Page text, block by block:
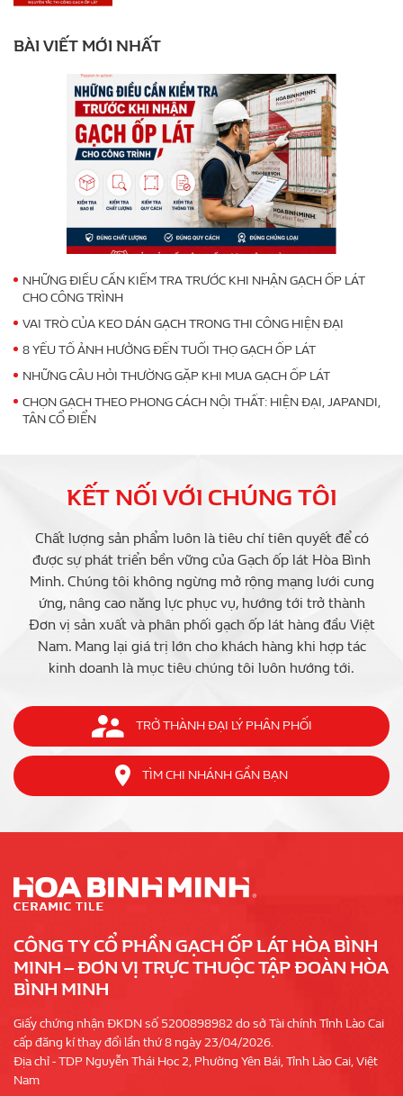
BÀI VIẾT MỚI NHẤT
NHỮNG ĐIỀU CẦN KIỂM TRA TRƯỚC KHI NHẬN GẠCH ỐP LÁT
CHO CÔNG TRÌNH
VAI TRÒ CỦA KEO DÁN GẠCH TRONG THI CÔNG HIỆN ĐẠI
8 YẾU TỐ ẢNH HƯỞNG ĐẾN TUỔI THỌ GẠCH ỐP LÁT
NHỮNG CÂU HỎI THƯỜNG GẶP KHI MUA GẠCH ỐP LÁT
CHỌN GẠCH THEO PHONG CÁCH NỘI THẤT: HIỆN ĐẠI, JAPANDI,
TÂN CỔ ĐIỂN
KẾT NỐI VỚI CHÚNG TÔI
Chất lượng sản phẩm luôn là tiêu chí tiên quyết để có
được sự phát triển bền vững của Gạch ốp lát Hòa Bình
Minh. Chúng tôi không ngừng mở rộng mạng lưới cung
ứng, nâng cao năng lực phục vụ, hướng tới trở thành
Đơn vị sản xuất và phân phối gạch ốp lát hàng đầu Việt
Nam. Mang lại giá trị lớn cho khách hàng khi hợp tác
kinh doanh là mục tiêu chúng tôi luôn hướng tới.
TRỞ THÀNH ĐẠI LÝ PHÂN PHỐI
TÌM CHI NHÁNH GẦN BẠN
CÔNG TY CỔ PHẦN GẠCH ỐP LÁT HÒA BÌNH
MINH – ĐƠN VỊ TRỰC THUỘC TẬP ĐOÀN HÒA
BÌNH MINH
Giấy chứng nhận ĐKDN số 5200898982 do sở Tài chính Tỉnh Lào Cai
cấp đăng kí thay đổi lần thứ 8 ngày 23/04/2026.
Địa chỉ - TDP Nguyễn Thái Học 2, Phường Yên Bái, Tỉnh Lào Cai, Việt
Nam